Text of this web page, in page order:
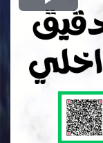
Play
Video